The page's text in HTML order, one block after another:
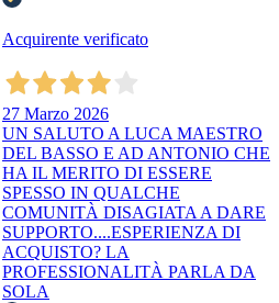
Acquirente verificato
27 Marzo 2026
UN SALUTO A LUCA MAESTRO
DEL BASSO E AD ANTONIO CHE
HA IL MERITO DI ESSERE
SPESSO IN QUALCHE
COMUNITÀ DISAGIATA A DARE
SUPPORTO....ESPERIENZA DI
ACQUISTO? LA
PROFESSIONALITÀ PARLA DA
SOLA